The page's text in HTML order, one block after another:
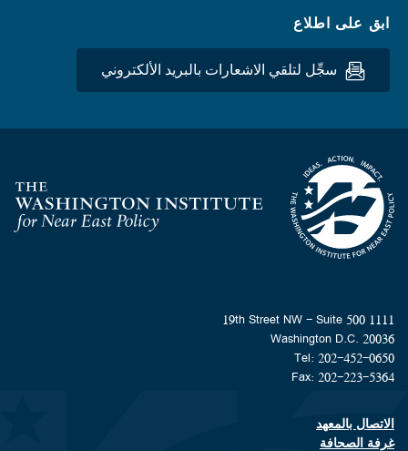
ابق على اطلاع
سجِّل لتلقي الاشعارات بالبريد الألكتروني
Homepage
1111 19th Street NW - Suite 500
Washington D.C. 20036
Tel: 202-452-0650
Fax: 202-223-5364
Footer contact links
الاتصال بالمعهد
غرفة الصحافة